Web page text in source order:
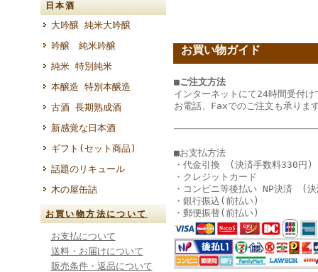
日本酒
大吟醸 純米大吟醸
吟醸 純米吟醸
純米 特別純米
本醸造 特別本醸造
古酒 長期熟成酒
新感覚な日本酒
ギフト(セット商品)
話題のリキュール
木の屋缶詰
お買い物方法について
お支払について
送料・お届けについて
販売条件・返品について
お買い物ガイド
■ご注文方法
インターネットにて24時間受付け
お電話、Faxでのご注文も承りま
■お支払方法
・代金引換 (決済手数料330円)
・クレジットカード
・コンビニ等後払い NP決済 (
・銀行振込(前払い)
・郵便振替(前払い)